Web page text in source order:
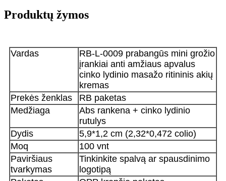
Produktų žymos
Vardas
RB-L-0009 prabangūs mini grožio
įrankiai anti amžiaus apvalus
cinko lydinio masažo ritininis akių
kremas
Prekės ženklas
RB paketas
Medžiaga
Abs rankena + cinko lydinio
rutulys
Dydis
5,9*1,2 cm (2,32*0,472 colio)
Moq
100 vnt
Paviršiaus
tvarkymas
Tinkinkite spalvą ar spausdinimo
logotipą